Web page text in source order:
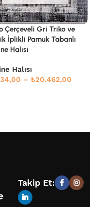
Mpdern Krem Triko ve
İplikli Pamuk Tabanlı
Halısı
Halısı
Takip Et: